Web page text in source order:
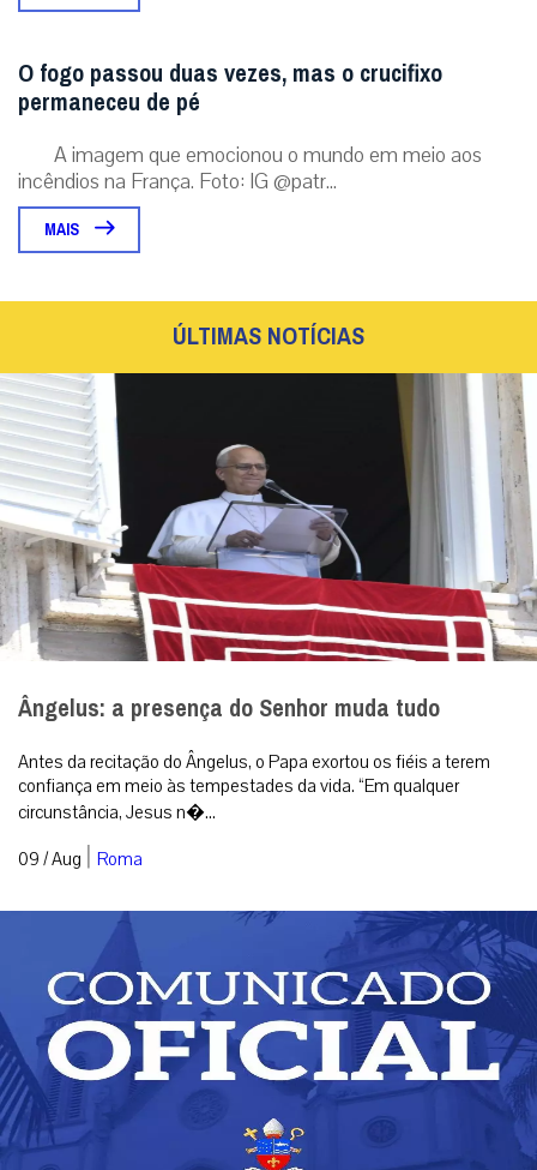
O fogo passou duas vezes, mas o crucifixo
permaneceu de pé
A imagem que emocionou o mundo em meio aos
incêndios na França. Foto: IG @patr...
MAIS
ÚLTIMAS NOTÍCIAS
Ângelus: a presença do Senhor muda tudo
Antes da recitação do Ângelus, o Papa exortou os fiéis a terem
confiança em meio às tempestades da vida. “Em qualquer
circunstância, Jesus n�...
09 / Aug | Roma